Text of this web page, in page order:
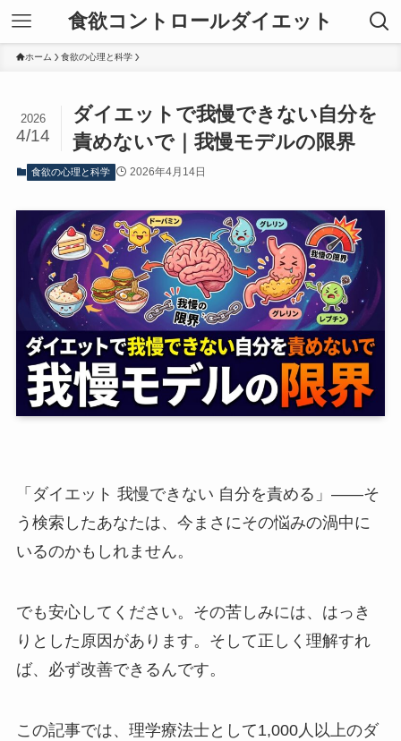
食欲コントロールダイエット
ホーム 食欲の心理と科学
ダイエットで我慢できない自分を
責めないで｜我慢モデルの限界
2026
4/14
食欲の心理と科学 2026年4月14日
「ダイエット 我慢できない 自分を責める」——そ
う検索したあなたは、今まさにその悩みの渦中に
いるのかもしれません。
でも安心してください。その苦しみには、はっき
りとした原因があります。そして正しく理解すれ
ば、必ず改善できるんです。
この記事では、理学療法士として1,000人以上のダ